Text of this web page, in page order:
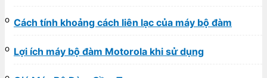
Cách tính khoảng cách liên lạc của máy bộ đàm
Lợi ích máy bộ đàm Motorola khi sử dụng